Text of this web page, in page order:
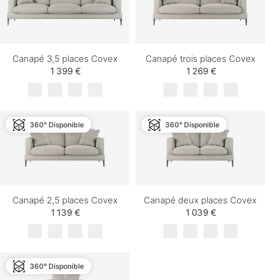
Canapé 3,5 places Covex
1 399 €
Canapé trois places Covex
1 269 €
360° Disponible
Canapé 2,5 places Covex
1 139 €
360° Disponible
Canapé deux places Covex
1 039 €
360° Disponible